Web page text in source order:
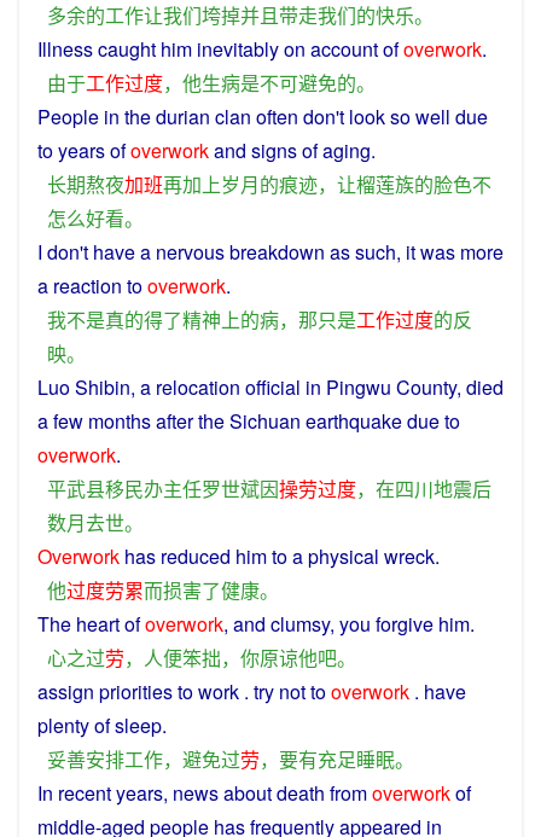
多余的工作让我们垮掉并且带走我们的快乐。
Illnesscaught him inevitably on accountofoverwork.
由于工作过度， 他生病是不可避免的。
People in thedurian clan often don't looksowell due
toyearsofoverworkand signsof aging.
长期熬夜加班再加上岁月的痕迹， 让榴莲族的脸色不
怎么好看。
I don't havea nervousbreakdown as such, itwas more
a reaction tooverwork.
我不是真的得了精神上的病， 那只是工作过度的反
映。
Luo Shibin, a relocation official in Pingwu County, died
afew monthsaftertheSichuan earthquakedueto
overwork.
平武县移民办主任罗世斌因操劳过度， 在四川地震后
数月去世。
Overwork has reduced himtoaphysical wreck.
他过度劳累而损害了健康。
The heartofoverwork, and clumsy, you forgive him.
心之过劳， 人便笨拙， 你原谅他吧。
assign prioritiestowork . try nottooverwork . have
plentyofsleep.
妥善安排工作， 避免过劳， 要有充足睡眠。
In recent years, news aboutdeath fromoverworkof
middle-aged people hasfrequentlyappeared in